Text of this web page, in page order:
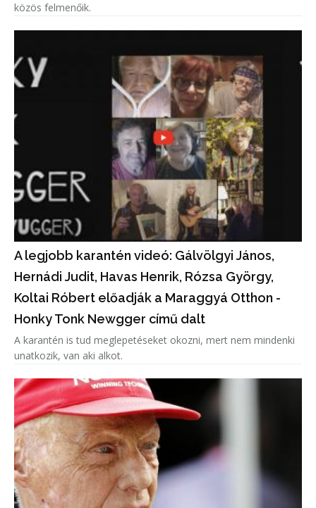
közös felmenőik.
A legjobb karantén videó: Gálvölgyi János,
Hernádi Judit, Havas Henrik, Rózsa György,
Koltai Róbert előadják a Maraggyá Otthon -
Honky Tonk Newgger című dalt
A karantén is tud meglepetéseket okozni, mert nem mindenki
unatkozik, van aki alkot.